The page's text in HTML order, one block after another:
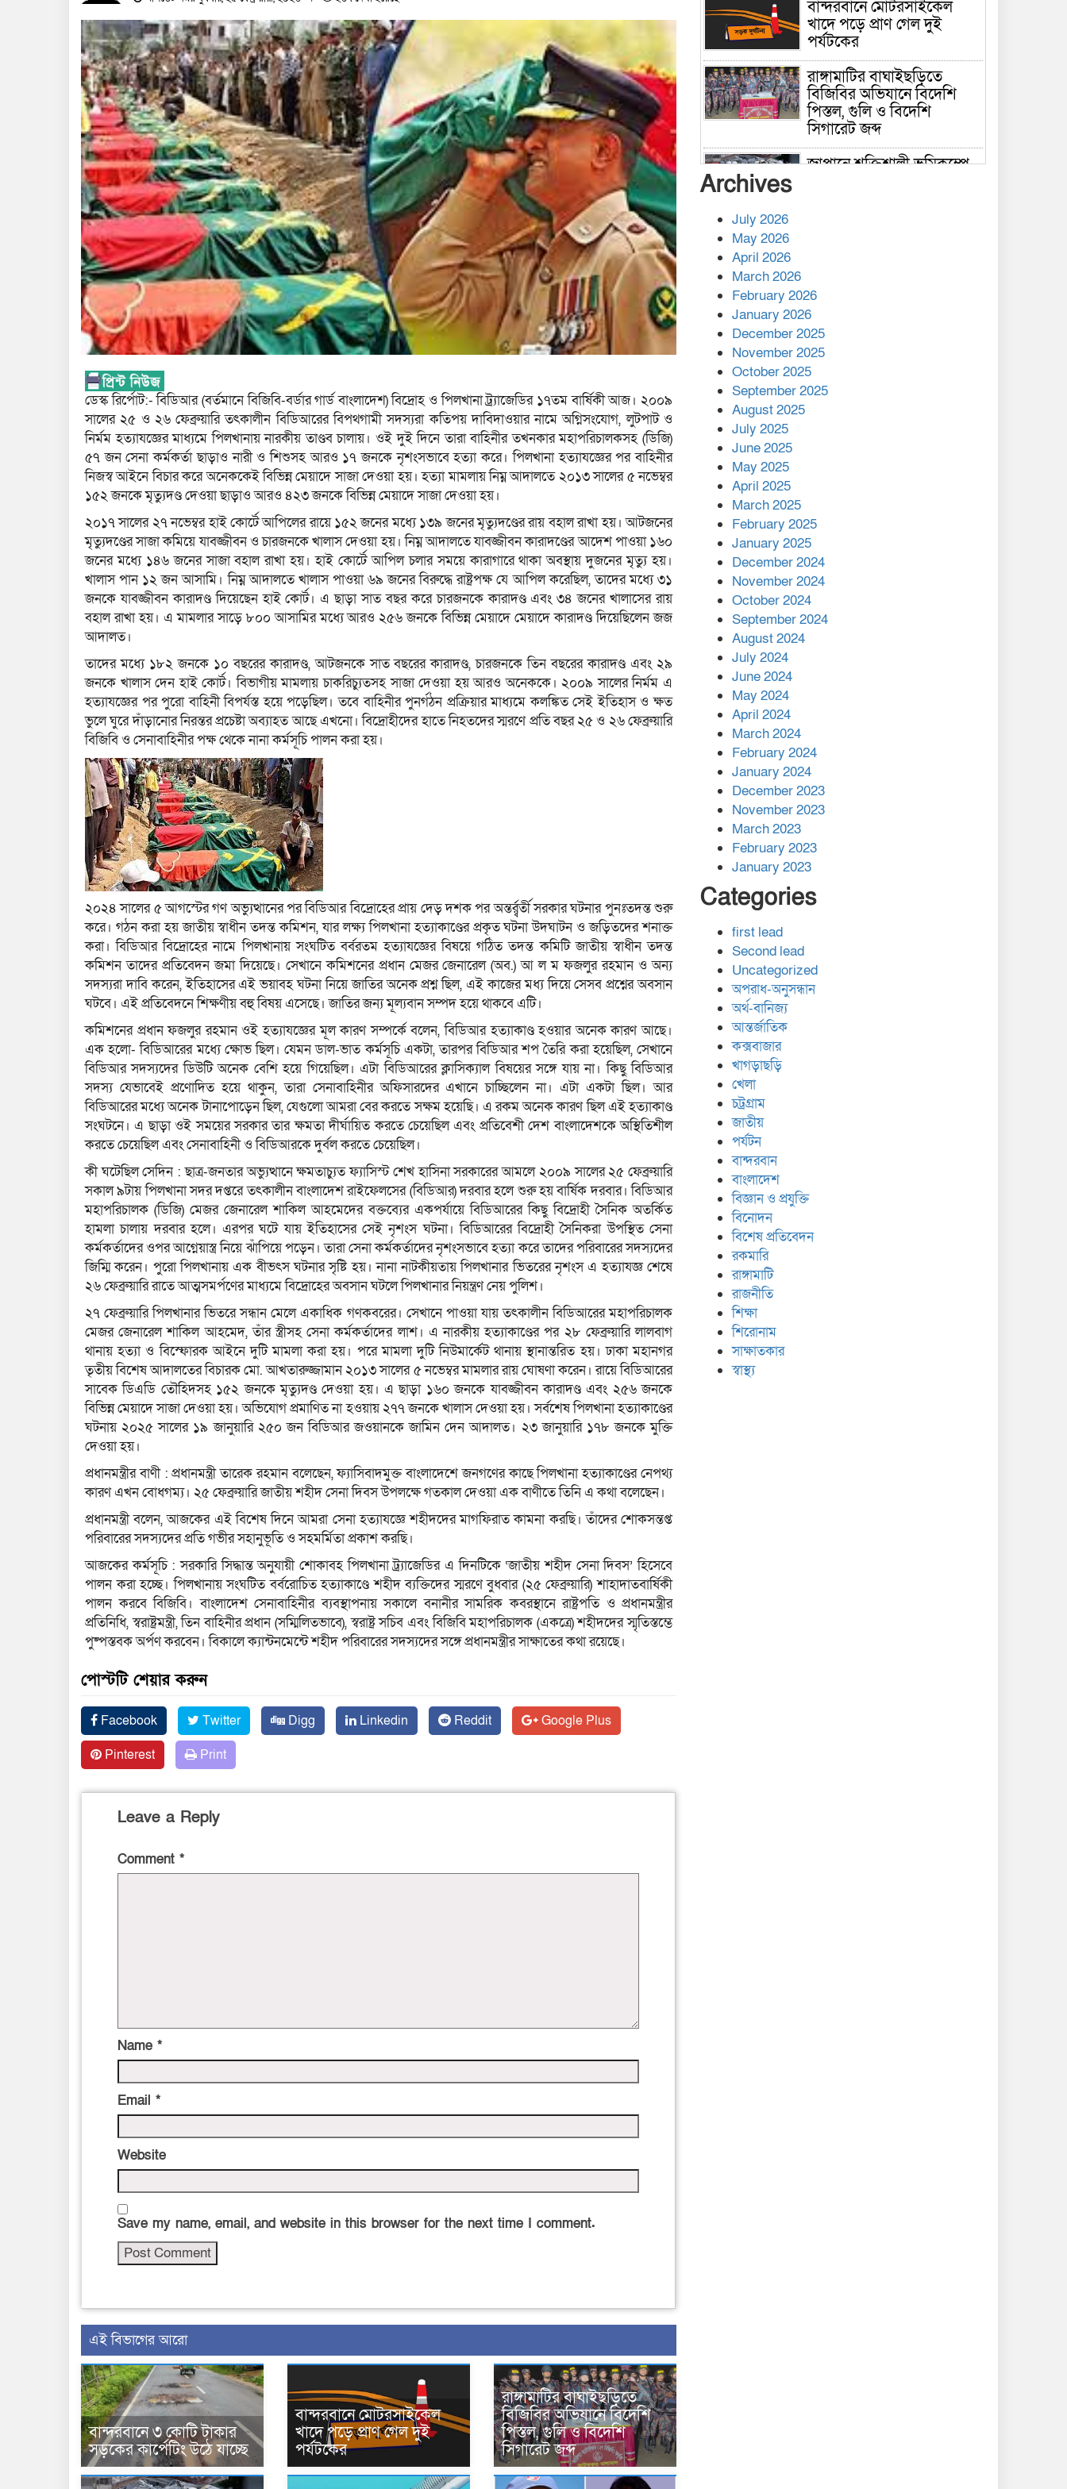
ডেস্ক রির্পোট:- বিডিআর (বর্তমানে বিজিবি-বর্ডার গার্ড বাংলাদেশ) বিদ্রোহ ও পিলখানা ট্র্যাজেডির ১৭তম বার্ষিকী আজ। ২০০৯
সালের ২৫ ও ২৬ ফেব্রুয়ারি তৎকালীন বিডিআরের বিপথগামী সদস্যরা কতিপয় দাবিদাওয়ার নামে অগ্নিসংযোগ, লুটপাট ও
নির্মম হত্যাযজ্ঞের মাধ্যমে পিলখানায় নারকীয় তাণ্ডব চালায়। ওই দুই দিনে তারা বাহিনীর তখনকার মহাপরিচালকসহ (ডিজি)
৫৭ জন সেনা কর্মকর্তা ছাড়াও নারী ও শিশুসহ আরও ১৭ জনকে নৃশংসভাবে হত্যা করে। পিলখানা হত্যাযজ্ঞের পর বাহিনীর
নিজস্ব আইনে বিচার করে অনেককেই বিভিন্ন মেয়াদে সাজা দেওয়া হয়। হত্যা মামলায় নিম্ন আদালতে ২০১৩ সালের ৫ নভেম্বর
১৫২ জনকে মৃত্যুদণ্ড দেওয়া ছাড়াও আরও ৪২৩ জনকে বিভিন্ন মেয়াদে সাজা দেওয়া হয়।
২০১৭ সালের ২৭ নভেম্বর হাই কোর্টে আপিলের রায়ে ১৫২ জনের মধ্যে ১৩৯ জনের মৃত্যুদণ্ডের রায় বহাল রাখা হয়। আটজনের
মৃত্যুদণ্ডের সাজা কমিয়ে যাবজ্জীবন ও চারজনকে খালাস দেওয়া হয়। নিম্ন আদালতে যাবজ্জীবন কারাদণ্ডের আদেশ পাওয়া ১৬০
জনের মধ্যে ১৪৬ জনের সাজা বহাল রাখা হয়। হাই কোর্টে আপিল চলার সময়ে কারাগারে থাকা অবস্থায় দুজনের মৃত্যু হয়।
খালাস পান ১২ জন আসামি। নিম্ন আদালতে খালাস পাওয়া ৬৯ জনের বিরুদ্ধে রাষ্ট্রপক্ষ যে আপিল করেছিল, তাদের মধ্যে ৩১
জনকে যাবজ্জীবন কারাদণ্ড দিয়েছেন হাই কোর্ট। এ ছাড়া সাত বছর করে চারজনকে কারাদণ্ড এবং ৩৪ জনের খালাসের রায়
বহাল রাখা হয়। এ মামলার সাড়ে ৮০০ আসামির মধ্যে আরও ২৫৬ জনকে বিভিন্ন মেয়াদে মেয়াদে কারাদণ্ড দিয়েছিলেন জজ
আদালত।
তাদের মধ্যে ১৮২ জনকে ১০ বছরের কারাদণ্ড, আটজনকে সাত বছরের কারাদণ্ড, চারজনকে তিন বছরের কারাদণ্ড এবং ২৯
জনকে খালাস দেন হাই কোর্ট। বিভাগীয় মামলায় চাকরিচ্যুতসহ সাজা দেওয়া হয় আরও অনেককে। ২০০৯ সালের নির্মম এ
হত্যাযজ্ঞের পর পুরো বাহিনী বিপর্যস্ত হয়ে পড়েছিল। তবে বাহিনীর পুনর্গঠন প্রক্রিয়ার মাধ্যমে কলঙ্কিত সেই ইতিহাস ও ক্ষত
ভুলে ঘুরে দাঁড়ানোর নিরন্তর প্রচেষ্টা অব্যাহত আছে এখনো। বিদ্রোহীদের হাতে নিহতদের স্মরণে প্রতি বছর ২৫ ও ২৬ ফেব্রুয়ারি
বিজিবি ও সেনাবাহিনীর পক্ষ থেকে নানা কর্মসূচি পালন করা হয়।
২০২৪ সালের ৫ আগস্টের গণ অভ্যুত্থানের পর বিডিআর বিদ্রোহের প্রায় দেড় দশক পর অন্তর্র্বর্তী সরকার ঘটনার পুনঃতদন্ত শুরু
করে। গঠন করা হয় জাতীয় স্বাধীন তদন্ত কমিশন, যার লক্ষ্য পিলখানা হত্যাকাণ্ডের প্রকৃত ঘটনা উদঘাটন ও জড়িতদের শনাক্ত
করা। বিডিআর বিদ্রোহের নামে পিলখানায় সংঘটিত বর্বরতম হত্যাযজ্ঞের বিষয়ে গঠিত তদন্ত কমিটি জাতীয় স্বাধীন তদন্ত
কমিশন তাদের প্রতিবেদন জমা দিয়েছে। সেখানে কমিশনের প্রধান মেজর জেনারেল (অব.) আ ল ম ফজলুর রহমান ও অন্য
সদস্যরা দাবি করেন, ইতিহাসের এই ভয়াবহ ঘটনা নিয়ে জাতির অনেক প্রশ্ন ছিল, এই কাজের মধ্য দিয়ে সেসব প্রশ্নের অবসান
ঘটবে। এই প্রতিবেদনে শিক্ষণীয় বহু বিষয় এসেছে। জাতির জন্য মূল্যবান সম্পদ হয়ে থাকবে এটি।
কমিশনের প্রধান ফজলুর রহমান ওই হত্যাযজ্ঞের মূল কারণ সম্পর্কে বলেন, বিডিআর হত্যাকাণ্ড হওয়ার অনেক কারণ আছে।
এক হলো- বিডিআরের মধ্যে ক্ষোভ ছিল। যেমন ডাল-ভাত কর্মসূচি একটা, তারপর বিডিআর শপ তৈরি করা হয়েছিল, সেখানে
বিডিআর সদস্যদের ডিউটি অনেক বেশি হয়ে গিয়েছিল। এটা বিডিআরের ক্লাসিক্যাল বিষয়ের সঙ্গে যায় না। কিছু বিডিআর
সদস্য যেভাবেই প্রণোদিত হয়ে থাকুন, তারা সেনাবাহিনীর অফিসারদের এখানে চাচ্ছিলেন না। এটা একটা ছিল। আর
বিডিআরের মধ্যে অনেক টানাপোড়েন ছিল, যেগুলো আমরা বের করতে সক্ষম হয়েছি। এ রকম অনেক কারণ ছিল এই হত্যাকাণ্ড
সংঘটনে। এ ছাড়া ওই সময়ের সরকার তার ক্ষমতা দীর্ঘায়িত করতে চেয়েছিল এবং প্রতিবেশী দেশ বাংলাদেশকে অস্থিতিশীল
করতে চেয়েছিল এবং সেনাবাহিনী ও বিডিআরকে দুর্বল করতে চেয়েছিল।
কী ঘটেছিল সেদিন : ছাত্র-জনতার অভ্যুত্থানে ক্ষমতাচ্যুত ফ্যাসিস্ট শেখ হাসিনা সরকারের আমলে ২০০৯ সালের ২৫ ফেব্রুয়ারি
সকাল ৯টায় পিলখানা সদর দপ্তরে তৎকালীন বাংলাদেশ রাইফেলসের (বিডিআর) দরবার হলে শুরু হয় বার্ষিক দরবার। বিডিআর
মহাপরিচালক (ডিজি) মেজর জেনারেল শাকিল আহমেদের বক্তব্যের একপর্যায়ে বিডিআরের কিছু বিদ্রোহী সৈনিক অতর্কিত
হামলা চালায় দরবার হলে। এরপর ঘটে যায় ইতিহাসের সেই নৃশংস ঘটনা। বিডিআরের বিদ্রোহী সৈনিকরা উপস্থিত সেনা
কর্মকর্তাদের ওপর আগ্নেয়াস্ত্র নিয়ে ঝাঁপিয়ে পড়েন। তারা সেনা কর্মকর্তাদের নৃশংসভাবে হত্যা করে তাদের পরিবারের সদস্যদের
জিম্মি করেন। পুরো পিলখানায় এক বীভৎস ঘটনার সৃষ্টি হয়। নানা নাটকীয়তায় পিলখানার ভিতরের নৃশংস এ হত্যাযজ্ঞ শেষে
২৬ ফেব্রুয়ারি রাতে আত্মসমর্পণের মাধ্যমে বিদ্রোহের অবসান ঘটলে পিলখানার নিয়ন্ত্রণ নেয় পুলিশ।
২৭ ফেব্রুয়ারি পিলখানার ভিতরে সন্ধান মেলে একাধিক গণকবরের। সেখানে পাওয়া যায় তৎকালীন বিডিআরের মহাপরিচালক
মেজর জেনারেল শাকিল আহমেদ, তাঁর স্ত্রীসহ সেনা কর্মকর্তাদের লাশ। এ নারকীয় হত্যাকাণ্ডের পর ২৮ ফেব্রুয়ারি লালবাগ
থানায় হত্যা ও বিস্ফোরক আইনে দুটি মামলা করা হয়। পরে মামলা দুটি নিউমার্কেট থানায় স্থানান্তরিত হয়। ঢাকা মহানগর
তৃতীয় বিশেষ আদালতের বিচারক মো. আখতারুজ্জামান ২০১৩ সালের ৫ নভেম্বর মামলার রায় ঘোষণা করেন। রায়ে বিডিআরের
সাবেক ডিএডি তৌহিদসহ ১৫২ জনকে মৃত্যুদণ্ড দেওয়া হয়। এ ছাড়া ১৬০ জনকে যাবজ্জীবন কারাদণ্ড এবং ২৫৬ জনকে
বিভিন্ন মেয়াদে সাজা দেওয়া হয়। অভিযোগ প্রমাণিত না হওয়ায় ২৭৭ জনকে খালাস দেওয়া হয়। সর্বশেষ পিলখানা হত্যাকাণ্ডের
ঘটনায় ২০২৫ সালের ১৯ জানুয়ারি ২৫০ জন বিডিআর জওয়ানকে জামিন দেন আদালত। ২৩ জানুয়ারি ১৭৮ জনকে মুক্তি
দেওয়া হয়।
প্রধানমন্ত্রীর বাণী : প্রধানমন্ত্রী তারেক রহমান বলেছেন, ফ্যাসিবাদমুক্ত বাংলাদেশে জনগণের কাছে পিলখানা হত্যাকাণ্ডের নেপথ্য
কারণ এখন বোধগম্য। ২৫ ফেব্রুয়ারি জাতীয় শহীদ সেনা দিবস উপলক্ষে গতকাল দেওয়া এক বাণীতে তিনি এ কথা বলেছেন।
প্রধানমন্ত্রী বলেন, আজকের এই বিশেষ দিনে আমরা সেনা হত্যাযজ্ঞে শহীদদের মাগফিরাত কামনা করছি। তাঁদের শোকসন্তপ্ত
পরিবারের সদস্যদের প্রতি গভীর সহানুভূতি ও সহমর্মিতা প্রকাশ করছি।
আজকের কর্মসূচি : সরকারি সিদ্ধান্ত অনুযায়ী শোকাবহ পিলখানা ট্র্যাজেডির এ দিনটিকে ‘জাতীয় শহীদ সেনা দিবস’ হিসেবে
পালন করা হচ্ছে। পিলখানায় সংঘটিত বর্বরোচিত হত্যাকাণ্ডে শহীদ ব্যক্তিদের স্মরণে বুধবার (২৫ ফেব্রুয়ারি) শাহাদাতবার্ষিকী
পালন করবে বিজিবি। বাংলাদেশ সেনাবাহিনীর ব্যবস্থাপনায় সকালে বনানীর সামরিক কবরস্থানে রাষ্ট্রপতি ও প্রধানমন্ত্রীর
প্রতিনিধি, স্বরাষ্ট্রমন্ত্রী, তিন বাহিনীর প্রধান (সম্মিলিতভাবে), স্বরাষ্ট্র সচিব এবং বিজিবি মহাপরিচালক (একত্রে) শহীদদের স্মৃতিস্তম্ভে
পুষ্পস্তবক অর্পণ করবেন। বিকালে ক্যান্টনমেন্টে শহীদ পরিবারের সদস্যদের সঙ্গে প্রধানমন্ত্রীর সাক্ষাতের কথা রয়েছে।
পোস্টটি শেয়ার করুন
Facebook Twitter Digg Linkedin Reddit
Google Plus
Pinterest
Print
Leave a Reply
Comment *
Name *
Email *
Website
Save my name, email, and website in this browser for the next time I comment.
এই বিভাগের আরো
বান্দরবানে ৩ কোটি টাকার
সড়কের কার্পেটিং উঠে যাচ্ছে
বান্দরবানে মোটরসাইকেল
খাদে পড়ে প্রাণ গেল দুই
পর্যটকের
রাঙ্গামাটির বাঘাইছড়িতে
বিজিবির অভিযানে বিদেশি
পিস্তল, গুলি ও বিদেশি
সিগারেট জব্দ
বান্দরবানে মোটরসাইকেল
খাদে পড়ে প্রাণ গেল দুই
পর্যটকের
রাঙ্গামাটির বাঘাইছড়িতে
বিজিবির অভিযানে বিদেশি
পিস্তল, গুলি ও বিদেশি
সিগারেট জব্দ
জাপানে শক্তিশালী ভূমিকম্পে
কাপ্তাই প্রেস ক্লাবের সভাপতি
মাহফুজ, সম্পাদক রিপন মারমা
নির্বাচিত
মালয়েশিয়ার প্রধানমন্ত্রীকে চিঠি
দেয়ার পর ফোন তারেক
রহমানের,গ্যাস সঙ্কট
মোকাবিলায় সহায়তার আশ্বাস
এক বিলিয়ন ডলার বিনিয়োগ
হবে আনোয়ারায়
বান্দরবানে বন্যায় ক্ষতিগ্রস্তদের
মাঝে সহায়তা দিলেন সাচিং প্রু
জেরী
Archives
July 2026
May 2026
April 2026
March 2026
February 2026
January 2026
December 2025
November 2025
October 2025
September 2025
August 2025
July 2025
June 2025
May 2025
April 2025
March 2025
February 2025
January 2025
December 2024
November 2024
October 2024
September 2024
August 2024
July 2024
June 2024
May 2024
April 2024
March 2024
February 2024
January 2024
December 2023
November 2023
March 2023
February 2023
January 2023
Categories
first lead
Second lead
Uncategorized
অপরাধ-অনুসন্ধান
অর্থ-বানিজ্য
আন্তর্জাতিক
কক্সবাজার
খাগড়াছড়ি
খেলা
চট্রগ্রাম
জাতীয়
পর্যটন
বান্দরবান
বাংলাদেশ
বিজ্ঞান ও প্রযুক্তি
বিনোদন
বিশেষ প্রতিবেদন
রকমারি
রাঙ্গামাটি
রাজনীতি
শিক্ষা
শিরোনাম
সাক্ষাতকার
স্বাস্থ্য